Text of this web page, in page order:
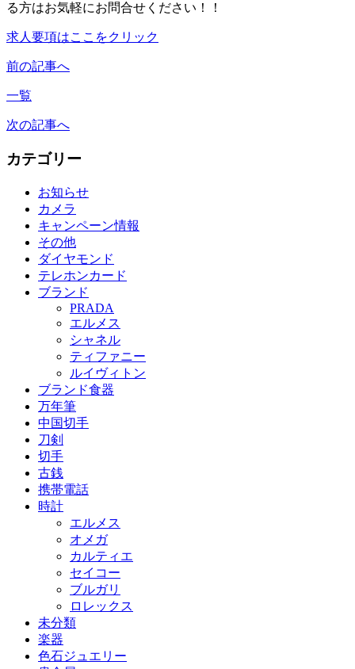
る方はお気軽にお問合せください！！
求人要項はここをクリック
前の記事へ
一覧
次の記事へ
カテゴリー
お知らせ
カメラ
キャンペーン情報
その他
ダイヤモンド
テレホンカード
ブランド
PRADA
エルメス
シャネル
ティファニー
ルイヴィトン
ブランド食器
万年筆
中国切手
刀剣
切手
古銭
携帯電話
時計
エルメス
オメガ
カルティエ
セイコー
ブルガリ
ロレックス
未分類
楽器
色石ジュエリー